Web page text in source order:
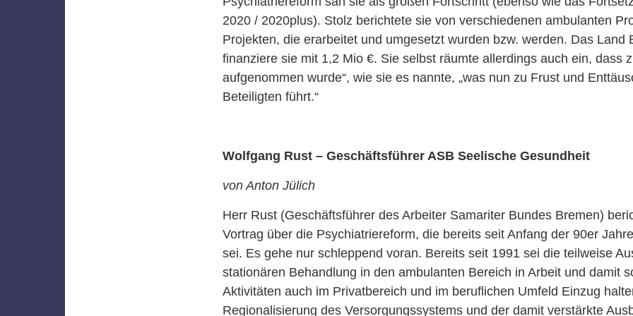
2020 / 2020plus). Stolz berichtete sie von verschiedenen ambulanten
Projekten, die erarbeitet und umgesetzt wurden bzw. werden. Das Land
finanziere sie mit 1,2 Mio €. Sie selbst räumte allerdings auch ein, dass
aufgenommen wurde“, wie sie es nannte, „was nun zu Frust und
Beteiligten führt.“
Wolfgang Rust – Geschäftsführer ASB Seelische Gesundheit
von Anton Jülich
Herr Rust (Geschäftsführer des Arbeiter Samariter Bundes Bremen)
Vortrag über die Psychiatriereform, die bereits seit Anfang der 90er
sei. Es gehe nur schleppend voran. Bereits seit 1991 sei die teilweise
stationären Behandlung in den ambulanten Bereich in Arbeit und damit
Aktivitäten auch im Privatbereich und im beruflichen Umfeld Einzug
Regionalisierung des Versorgungssystems und der damit verstärkte